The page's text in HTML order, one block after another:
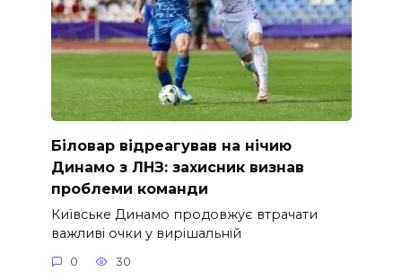
Біловар відреагував на нічию
Динамо з ЛНЗ: захисник визнав
проблеми команди
Київське Динамо продовжує втрачати
важливі очки у вирішальній
0 30